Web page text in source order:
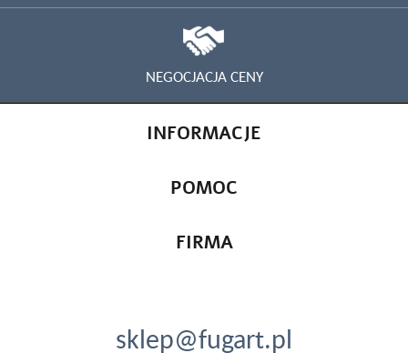
NEGOCJACJA CENY
INFORMACJE
POMOC
FIRMA
sklep@fugart.pl